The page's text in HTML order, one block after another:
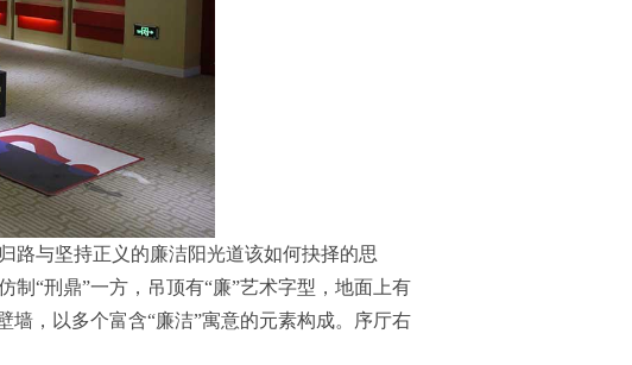
路与坚持正义的廉洁阳光道该如何抉择的思
制“刑鼎”一方，吊顶有“廉”艺术字型，地面上有
，以多个富含“廉洁”寓意的元素构成。序厅右